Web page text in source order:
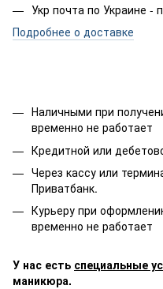
Укр почта по Украине -
Подробнее о доставке
Наличными при
временно не работает
Кредитной или
Через кассу или
Приватбанк.
Курьеру при
временно не работает
У нас есть специальные
маникюра.